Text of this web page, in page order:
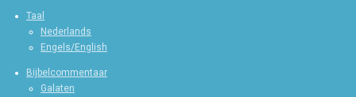
Taal
Nederlands
Engels/English
Bijbelcommentaar
Galaten